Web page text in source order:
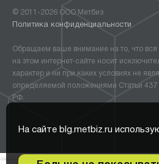
На сайте blg.metbiz.ru
© 2011-2026 ООО Метбиз
Политика конфиденциальности
Обращаем ваше внимание на то, что
на этом интернет-сайте носит
характер и ни при каких условиях не
определяемой положениями Статьи 437
РФ.